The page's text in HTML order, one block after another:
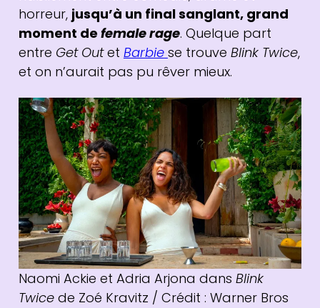
horreur, jusqu’à un final sanglant, grand
moment de female rage. Quelque part
entre Get Outet Barbie se trouve Blink Twice,
et on n’aurait pas pu rêver mieux.
Naomi Ackie et Adria Arjona dans Blink
Twice de Zoé Kravitz / Crédit : Warner Bros